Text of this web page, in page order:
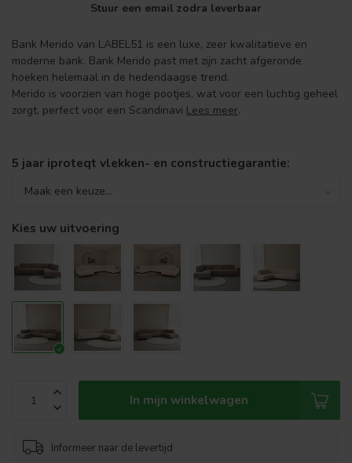
Stuur een email zodra leverbaar
Bank Merido van LABEL51 is een luxe, zeer kwalitatieve en
moderne bank. Bank Merido past met zijn zacht afgeronde
hoeken helemaal in de hedendaagse trend.
Merido is voorzien van hoge pootjes, wat voor een luchtig geheel
zorgt, perfect voor een Scandinavi Lees meer.
5 jaar iproteqt vlekken- en constructiegarantie:
Kies uw uitvoering
In mijn winkelwagen
Informeer naar de levertijd